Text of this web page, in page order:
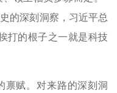
的深刻洞察，习近平总
打的根子之一就是科技
禀赋。对来路的深刻洞